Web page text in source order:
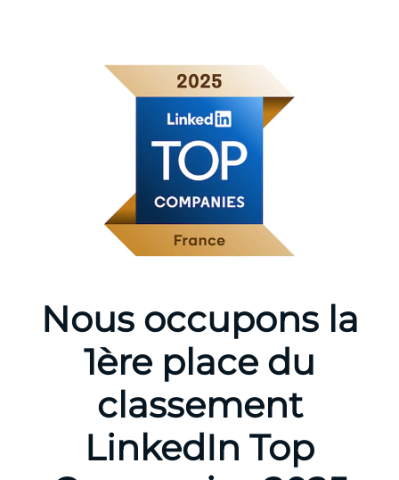
Nous occupons la
1ère place du
classement
LinkedIn Top